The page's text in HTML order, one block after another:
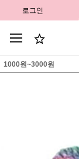
로그인
1000원~3000원